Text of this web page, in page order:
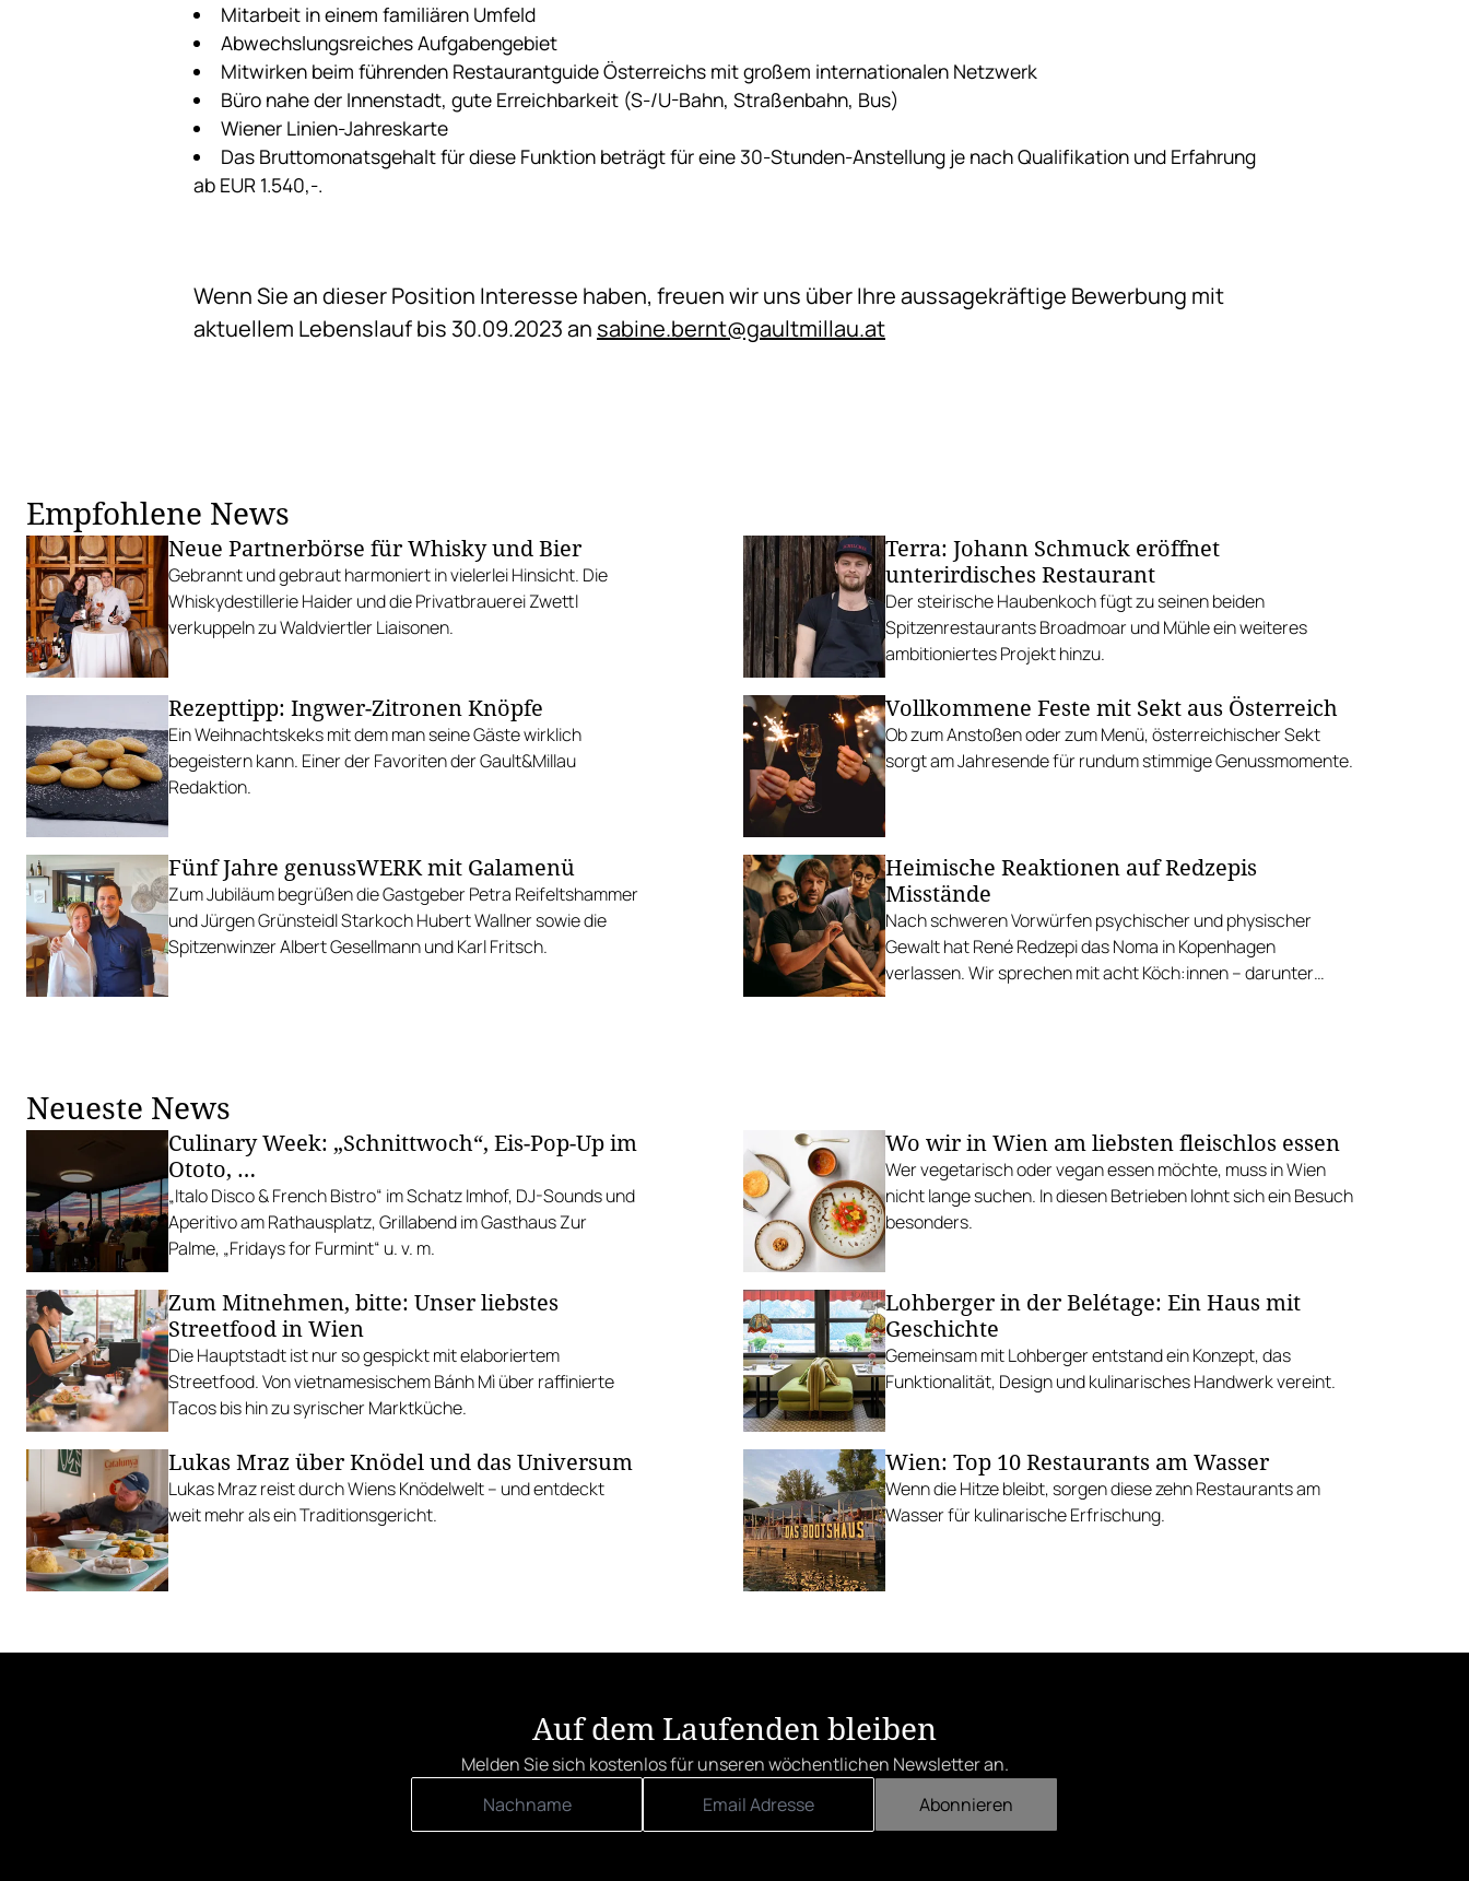
Mitarbeit in einem familiären Umfeld
Abwechslungsreiches Aufgabengebiet
Mitwirken beim führenden Restaurantguide Österreichs mit großem internationalen Netzwerk
Büro nahe der Innenstadt, gute Erreichbarkeit (S-/U-Bahn, Straßenbahn, Bus)
Wiener Linien-Jahreskarte
Das Bruttomonatsgehalt für diese Funktion beträgt für eine 30-Stunden-Anstellung je nach Qualifikation und Erfahrung
ab EUR 1.540,-.
Wenn Sie an dieser Position Interesse haben, freuen wir uns über Ihre aussagekräftige Bewerbung mit
aktuellem Lebenslauf bis 30.09.2023 an sabine.bernt@gaultmillau.at
Empfohlene News
Neue Partnerbörse für Whisky und Bier
Gebrannt und gebraut harmoniert in vielerlei Hinsicht. Die
Whiskydestillerie Haider und die Privatbrauerei Zwettl
verkuppeln zu Waldviertler Liaisonen.
Terra: Johann Schmuck eröffnet
unterirdisches Restaurant
Der steirische Haubenkoch fügt zu seinen beiden
Spitzenrestaurants Broadmoar und Mühle ein weiteres
ambitioniertes Projekt hinzu.
Rezepttipp: Ingwer-Zitronen Knöpfe
Ein Weihnachtskeks mit dem man seine Gäste wirklich
begeistern kann. Einer der Favoriten der Gault&Millau
Redaktion.
Vollkommene Feste mit Sekt aus Österreich
Ob zum Anstoßen oder zum Menü, österreichischer Sekt
sorgt am Jahresende für rundum stimmige Genussmomente.
Fünf Jahre genussWERK mit Galamenü
Zum Jubiläum begrüßen die Gastgeber Petra Reifeltshammer
und Jürgen Grünsteidl Starkoch Hubert Wallner sowie die
Spitzenwinzer Albert Gesellmann und Karl Fritsch.
Heimische Reaktionen auf Redzepis
Misstände
Nach schweren Vorwürfen psychischer und physischer
Gewalt hat René Redzepi das Noma in Kopenhagen
verlassen. Wir sprechen mit acht Köch:innen – darunter
Neueste News
Culinary Week: „Schnittwoch“, Eis-Pop-Up im
Ototo, …
„Italo Disco & French Bistro“ im Schatz Imhof, DJ-Sounds und
Aperitivo am Rathausplatz, Grillabend im Gasthaus Zur
Palme, „Fridays for Furmint“ u. v. m.
Wo wir in Wien am liebsten fleischlos essen
Wer vegetarisch oder vegan essen möchte, muss in Wien
nicht lange suchen. In diesen Betrieben lohnt sich ein Besuch
besonders.
Zum Mitnehmen, bitte: Unser liebstes
Streetfood in Wien
Die Hauptstadt ist nur so gespickt mit elaboriertem
Streetfood. Von vietnamesischem Bánh Mì über raffinierte
Tacos bis hin zu syrischer Marktküche.
Lohberger in der Belétage: Ein Haus mit
Geschichte
Gemeinsam mit Lohberger entstand ein Konzept, das
Funktionalität, Design und kulinarisches Handwerk vereint.
Lukas Mraz über Knödel und das Universum
Lukas Mraz reist durch Wiens Knödelwelt – und entdeckt
weit mehr als ein Traditionsgericht.
Wien: Top 10 Restaurants am Wasser
Wenn die Hitze bleibt, sorgen diese zehn Restaurants am
Wasser für kulinarische Erfrischung.
Auf dem Laufenden bleiben
Melden Sie sich kostenlos für unseren wöchentlichen Newsletter an.
Abonnieren